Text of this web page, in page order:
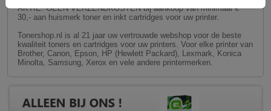
AKTIE: GEEN VERZENDKOSTEN bij aankoop van minimaal €
30,- aan huismerk toner en inkt cartridges voor uw printer.
Tonershop.nl is al 21 jaar uw vertrouwde webshop voor de beste
kwaliteit toners en cartridges voor uw printers. Voor elke printer van
Brother, Canon, Epson, HP (Hewlett Packard), Lexmark, Konica
Minolta, Samsung, Xerox en vele andere printermerken.